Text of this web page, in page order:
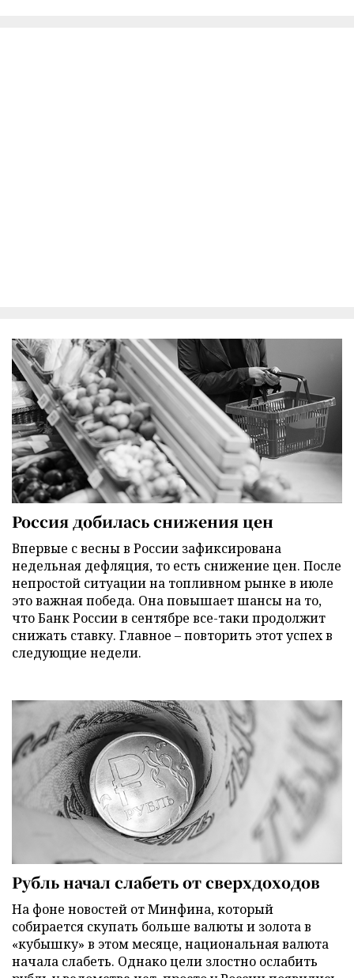
Россия добилась снижения цен
Впервые с весны в России зафиксирована
недельная дефляция, то есть снижение цен. После
непростой ситуации на топливном рынке в июле
это важная победа. Она повышает шансы на то,
что Банк России в сентябре все-таки продолжит
снижать ставку. Главное – повторить этот успех в
следующие недели.
Рубль начал слабеть от сверхдоходов
На фоне новостей от Минфина, который
собирается скупать больше валюты и золота в
«кубышку» в этом месяце, национальная валюта
начала слабеть. Однако цели злостно ослабить